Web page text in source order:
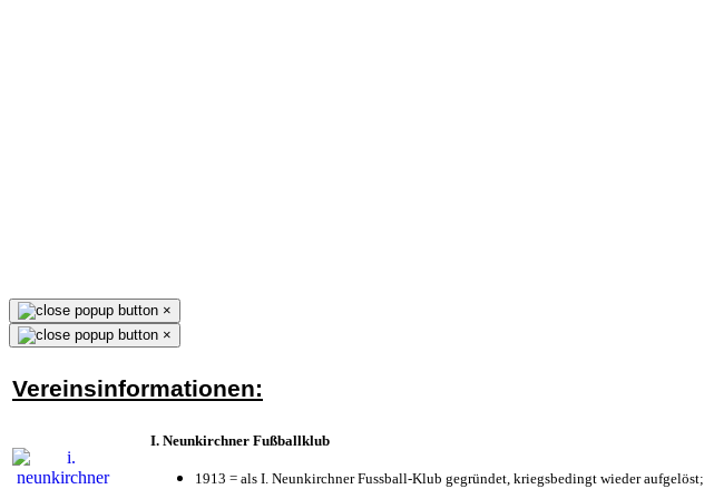
×
×
Vereinsinformationen:
I. Neunkirchner Fußballklub
1913 = als I. Neunkirchner Fussball-Klub gegründet, kriegsbedingt wieder aufgelöst;